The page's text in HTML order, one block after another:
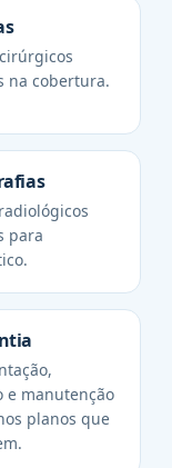
na cobertura.
para
e manutenção
planos que